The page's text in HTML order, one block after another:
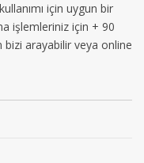
için uygun bir
işlemleriniz için + 90
arayabilir veya online